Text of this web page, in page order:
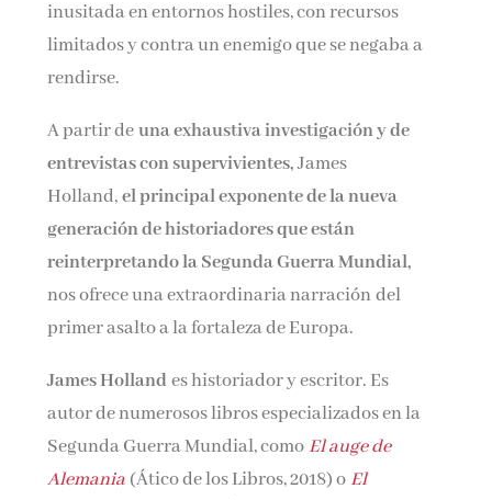
inusitada en entornos hostiles, con recursos
limitados y contra un enemigo que se negaba a
rendirse.
A partir deuna exhaustiva investigación y de
entrevistas con supervivientes,James
Holland,el principal exponente de la nueva
generación de historiadores que están
reinterpretando la Segunda Guerra Mundial,
nos ofrece una extraordinaria narración del
primer asalto a la fortaleza de Europa.
James Hollandes historiador y escritor. Es
autor de numerosos libros especializados en la
Segunda Guerra Mundial, comoEl auge de
Alemania (Ático de los Libros, 2018) oEl